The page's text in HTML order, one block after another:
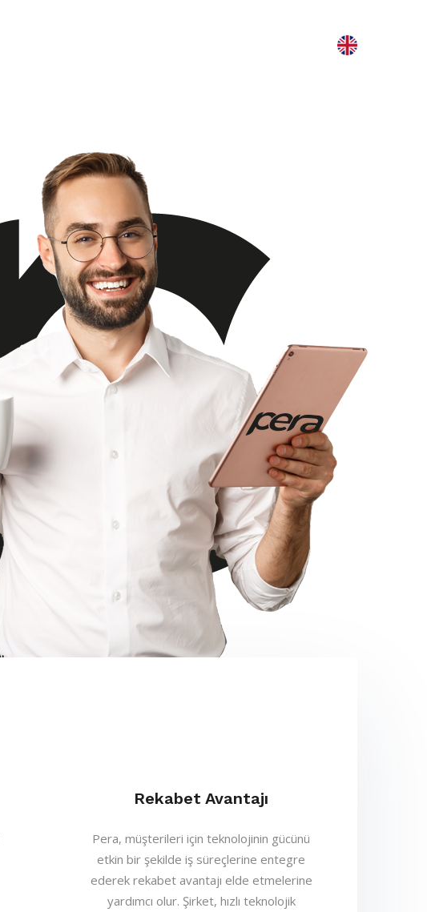
Rekabet Avantajı
Pera, müşterileri için teknolojinin gücünü
etkin bir şekilde iş süreçlerine entegre
ederek rekabet avantajı elde etmelerine
yardımcı olur. Şirket, hızlı teknolojik